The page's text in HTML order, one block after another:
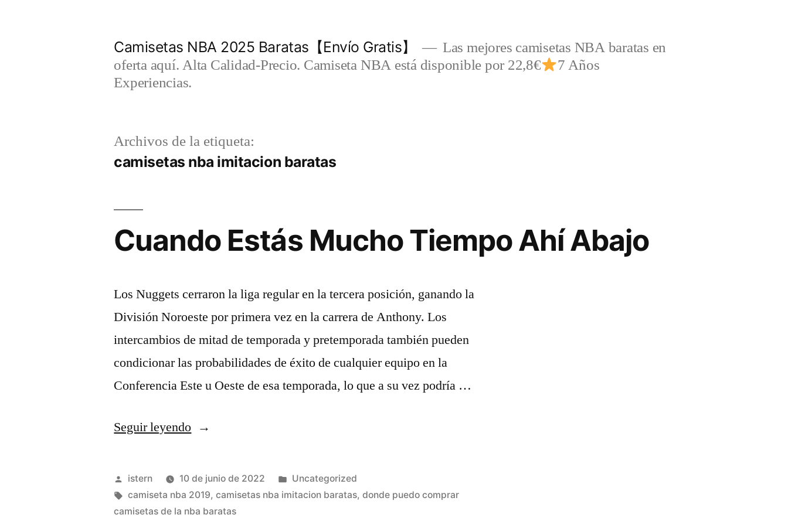
Camisetas NBA 2025 Baratas【Envío Gratis】
Las mejores camisetas NBA baratas en
oferta aquí. Alta Calidad-Precio. Camiseta NBA está disponible por 22,8€
7 Años
Experiencias.
Archivos de la etiqueta:
camisetas nba imitacion baratas
Cuando Estás Mucho Tiempo Ahí Abajo
Los Nuggets cerraron la liga regular en la tercera posición, ganando la
División Noroeste por primera vez en la carrera de Anthony. Los
intercambios de mitad de temporada y pretemporada también pueden
condicionar las probabilidades de éxito de cualquier equipo en la
Conferencia Este u Oeste de esa temporada, lo que a su vez podría …
Seguir leyendo«Cuando
Mucho
Tiempo
Ahí
Publicado
por
istern 10 de junio de 2022
Publicado
en
Uncategorized
Etiquetas:
camiseta nba 2019,camisetas nba imitacion baratas,donde puedo comprar
camisetas de la nba baratas